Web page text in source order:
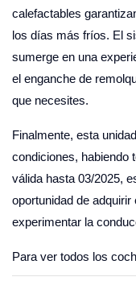
calefactables
los días más fríos. El
sumerge en una
el enganche de
que necesites.
Finalmente, esta
condiciones, habiendo
válida hasta 03/2025,
oportunidad de adquirir
experimentar la
Para ver todos los